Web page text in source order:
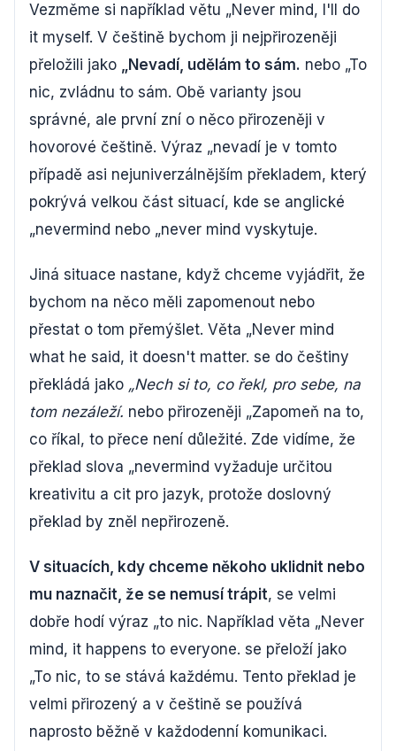
Vezměme si například větu „Never mind, I'll do
it myself. V češtině bychom ji nejpřirozeněji
přeložili jako „Nevadí, udělám to sám. nebo „To
nic, zvládnu to sám. Obě varianty jsou
správné, ale první zní o něco přirozeněji v
hovorové češtině. Výraz „nevadí je v tomto
případě asi nejuniverzálnějším překladem, který
pokrývá velkou část situací, kde se anglické
„nevermind nebo „never mind vyskytuje.
Jiná situace nastane, když chceme vyjádřit, že
bychom na něco měli zapomenout nebo
přestat o tom přemýšlet. Věta „Never mind
what he said, it doesn't matter. se do češtiny
překládá jako „Nech si to, co řekl, pro sebe, na
tom nezáleží. nebo přirozeněji „Zapomeň na to,
co říkal, to přece není důležité. Zde vidíme, že
překlad slova „nevermind vyžaduje určitou
kreativitu a cit pro jazyk, protože doslovný
překlad by zněl nepřirozeně.
V situacích, kdy chceme někoho uklidnit nebo
mu naznačit, že se nemusí trápit, se velmi
dobře hodí výraz „to nic. Například věta „Never
mind, it happens to everyone. se přeloží jako
„To nic, to se stává každému. Tento překlad je
velmi přirozený a v češtině se používá
naprosto běžně v každodenní komunikaci.